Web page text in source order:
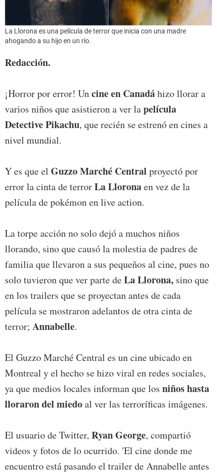
La Llorona es una película de terror que inicia con una madre
ahogando a su hijo en un río.
Redacción.
¡Horror por error! Uncine en Canadáhizo llorar a
varios niños que asistieron a ver lapelícula
Detective Pikachu, que recién se estrenó en cines a
nivel mundial.
Y es que el Guzzo Marché Central proyectó por
error la cinta de terrorLa Lloronaen vez de la
película de pokémon en live action.
La torpe acción no solo dejó a muchos niños
llorando, sino que causó la molestia de padres de
familia que llevaron a sus pequeños al cine, pues no
solo tuvieron que ver parte deLa Llorona, sino que
en los trailers que se proyectan antes de cada
película se mostraron adelantos de otra cinta de
terror; Annabelle.
El Guzzo Marché Central es un cine ubicado en
Montreal y el hecho se hizo viral en redes sociales,
ya que medios locales informan que los niños hasta
lloraron del miedoal ver las terroríficas imágenes.
El usuario de Twitter, Ryan George, compartió
videos y fotos de lo ocurrido. 'El cine donde me
encuentro está pasando el trailer de Annabelle antes